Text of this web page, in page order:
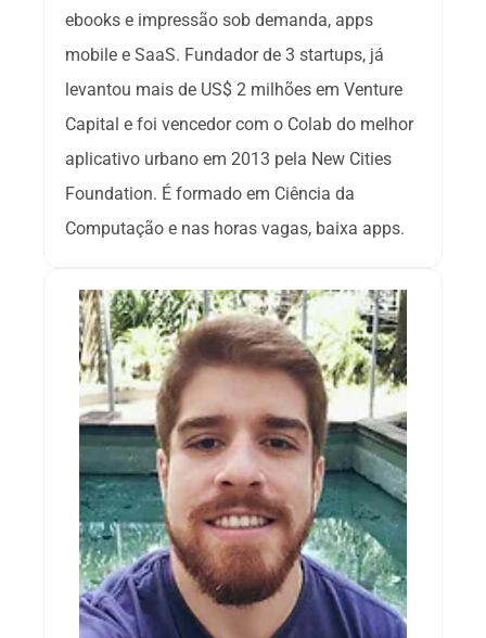
ebooks e impressão sob demanda, apps
mobile e SaaS. Fundador de 3 startups, já
levantou mais de US$ 2 milhões em Venture
Capital e foi vencedor com o Colab do melhor
aplicativo urbano em 2013 pela New Cities
Foundation. É formado em Ciência da
Computação e nas horas vagas, baixa apps.